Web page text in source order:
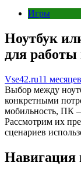
Игры
Ноутбук
для работы
Vse42.ru11
Выбор между
конкретными
мобильность, ПК
Рассмотрим их
сценариев
Навигация